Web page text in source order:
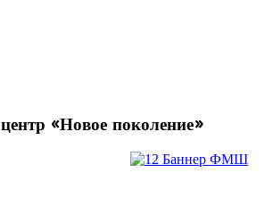
центр «Новое поколение»